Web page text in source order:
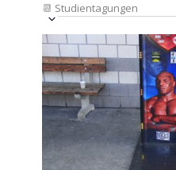
📆 Studientagungen
Ansichten-
Navigation
Veranstaltung
Ansichten-
Navigation
Datum
auswählen.
List
of
Veranstaltungen
in
Photo
View